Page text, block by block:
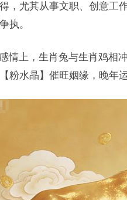
，尤其从事文职、创意工
执。
感情上，生肖兔与生肖鸡相
粉水晶】催旺姻缘，晚年